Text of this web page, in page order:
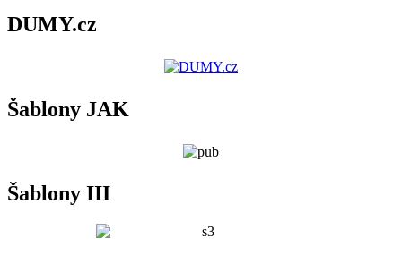
DUMY.cz
Šablony JAK
Šablony III